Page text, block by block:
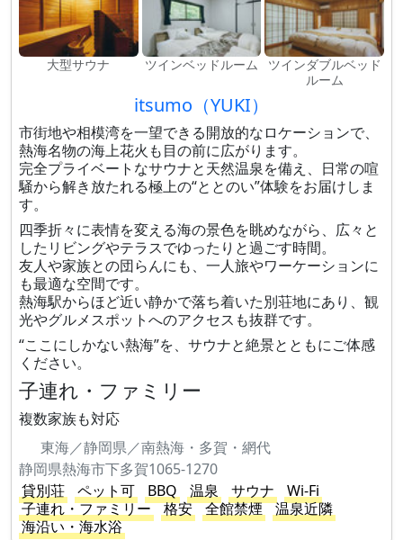
大型サウナ ツインベッドルーム
ツインダブルベッド
ルーム
itsumo（YUKI）
市街地や相模湾を一望できる開放的なロケーションで、
熱海名物の海上花火も目の前に広がります。
完全プライベートなサウナと天然温泉を備え、日常の喧
騒から解き放たれる極上の“ととのい”体験をお届けしま
す。
四季折々に表情を変える海の景色を眺めながら、広々と
したリビングやテラスでゆったりと過ごす時間。
友人や家族との団らんにも、一人旅やワーケーションに
も最適な空間です。
熱海駅からほど近い静かで落ち着いた別荘地にあり、観
光やグルメスポットへのアクセスも抜群です。
“ここにしかない熱海”を、サウナと絶景とともにご体感
ください。
子連れ・ファミリー
複数家族も対応
東海／静岡県／南熱海・多賀・網代
静岡県熱海市下多賀1065-1270
貸別荘
ペット可 BBQ 温泉 サウナ
Wi-Fi
子連れ・ファミリー
格安 全館禁煙
温泉近隣
海沿い・海水浴